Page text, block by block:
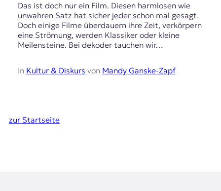
Das ist doch nur ein Film. Diesen harmlosen wie
unwahren Satz hat sicher jeder schon mal gesagt.
Doch einige Filme überdauern ihre Zeit, verkörpern
eine Strömung, werden Klassiker oder kleine
Meilensteine. Bei dekoder tauchen wir…
In Kultur & Diskurs von Mandy Ganske-Zapf
zur Startseite